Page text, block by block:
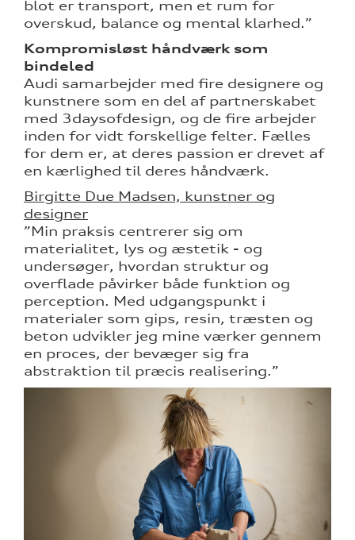
blot er transport, men et rum for
overskud, balance og mental klarhed.”
Kompromisløst håndværk som
bindeled
Audi samarbejder med fire designere og
kunstnere som en del af partnerskabet
med 3daysofdesign, og de fire arbejder
inden for vidt forskellige felter. Fælles
for dem er, at deres passion er drevet af
en kærlighed til deres håndværk.
Birgitte Due Madsen, kunstner og
designer
”Min praksis centrerer sig om
materialitet, lys og æstetik - og
undersøger, hvordan struktur og
overflade påvirker både funktion og
perception. Med udgangspunkt i
materialer som gips, resin, træsten og
beton udvikler jeg mine værker gennem
en proces, der bevæger sig fra
abstraktion til præcis realisering.”